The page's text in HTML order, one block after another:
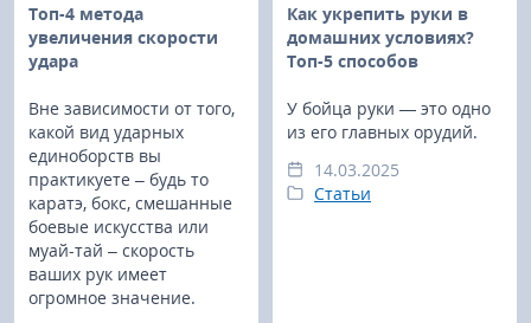
Топ-4 метода
увеличения скорости
удара
Вне зависимости от того,
какой вид ударных
единоборств вы
практикуете – будь то
каратэ, бокс, смешанные
боевые искусства или
муай-тай – скорость
ваших рук имеет
огромное значение.
Как укрепить руки в
домашних условиях?
Топ-5 способов
У бойца руки — это одно
из его главных орудий.
14.03.2025
Статьи